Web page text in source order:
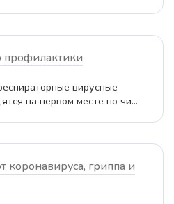
профилактики
вирусные
на первом месте по чи...
коронавируса, гриппа и